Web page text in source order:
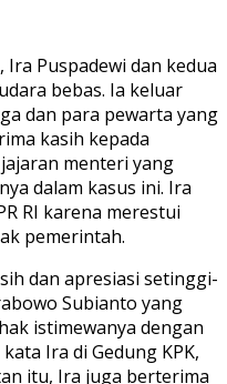
Ira Puspadewi dan kedua
bebas. Ia keluar
dan para pewarta yang
kasih kepada
menteri yang
dalam kasus ini. Ira
RI karena merestui
pemerintah.
dan apresiasi setinggi-
Subianto yang
istimewanya dengan
Ira di Gedung KPK,
itu, Ira juga berterima